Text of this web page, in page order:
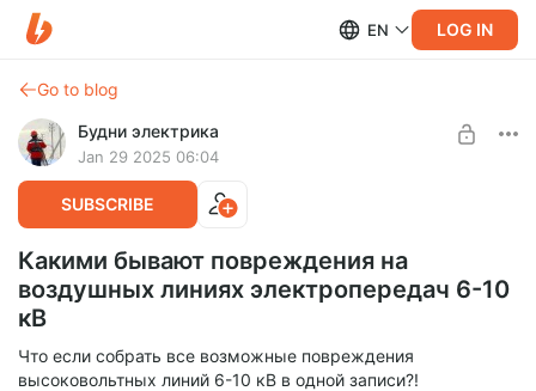
EN LOG IN
Go to blog
Будни электрика
Jan 29 2025 06:04
SUBSCRIBE
Какими бывают повреждения на
воздушных линиях электропередач 6-10
кВ
Что если собрать все возможные повреждения
высоковольтных линий 6-10 кВ в одной записи?!